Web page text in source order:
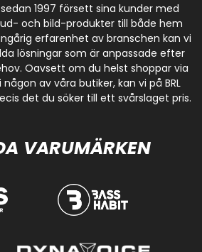
sedan 1997 försett sina kunder med
och bild-produkter till både hem
erfarenhet av branschen kan vi
lösningar som är anpassade efter
Oavsett om du helst shoppar via
av våra butiker, kan vi på BRL
det du söker till ett svårslaget pris.
VARUMÄRKEN